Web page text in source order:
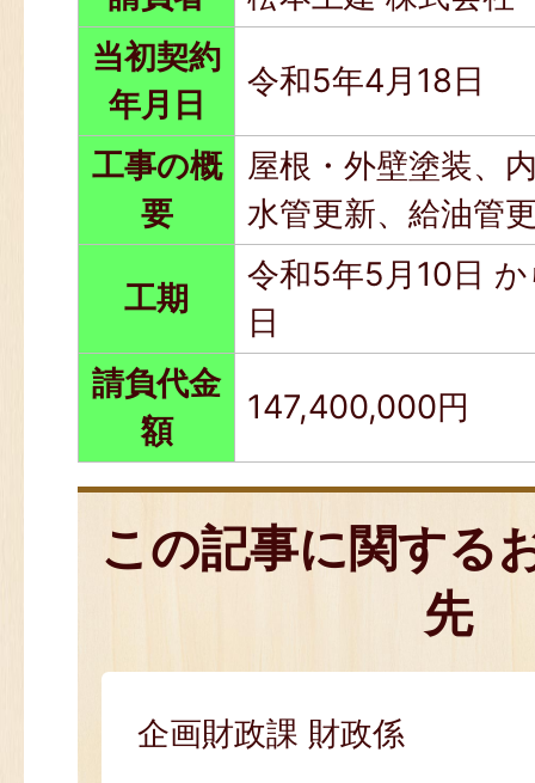
当初契約
年月日
令和5年4月18日
工事の概
要
屋根・外壁塗装、
水管更新、給油管
工期
令和5年5月10日
日
請負代金
額
147,400,000円
この記事に関する
先
企画財政課 財政係